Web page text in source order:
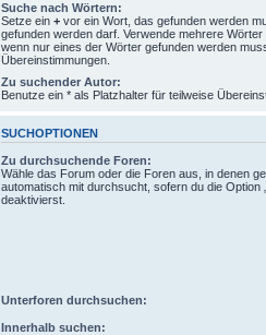
Suche nach Wörtern:
Setze ein + vor ein Wort, das gefunden werden
gefunden werden darf. Verwende mehrere
wenn nur eines der Wörter gefunden werden
Übereinstimmungen.
Zu suchender Autor:
Benutze ein * als Platzhalter für teilweise
SUCHOPTIONEN
Zu durchsuchende Foren:
Wähle das Forum oder die Foren aus, in denen
automatisch mit durchsucht, sofern du die Option
deaktivierst.
Unterforen durchsuchen:
Innerhalb suchen: